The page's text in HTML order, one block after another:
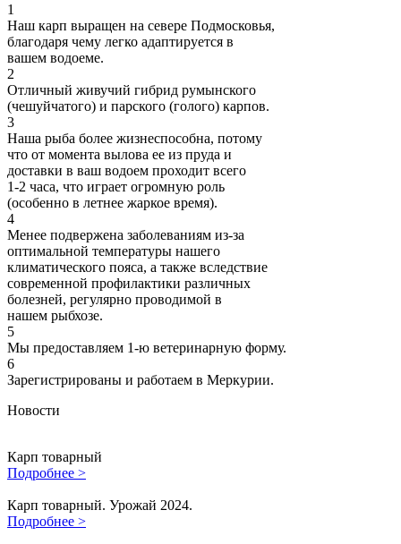
1
Наш карп выращен на севере Подмосковья,
благодаря чему легко адаптируется в
вашем водоеме.
2
Отличный живучий гибрид румынского
(чешуйчатого) и парского (голого) карпов.
3
Наша рыба более жизнеспособна, потому
что от момента вылова ее из пруда и
доставки в ваш водоем проходит всего
1-2 часа, что играет огромную роль
(особенно в летнее жаркое время).
4
Менее подвержена заболеваниям из-за
оптимальной температуры нашего
климатического пояса, а также вследствие
современной профилактики различных
болезней, регулярно проводимой в
нашем рыбхозе.
5
Мы предоставляем 1-ю ветеринарную форму.
6
Зарегистрированы и работаем в Меркурии.
Новости
Карп товарный
Подробнее >
Карп товарный. Урожай 2024.
Подробнее >